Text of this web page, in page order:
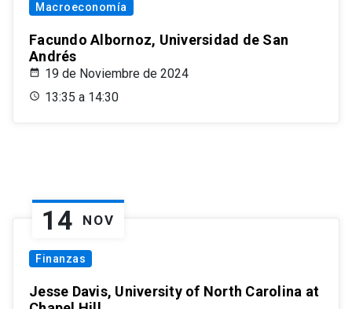
Macroeconomía
Facundo Albornoz, Universidad de San
Andrés
19 de Noviembre de 2024
13:35 a 14:30
14 NOV
Finanzas
Jesse Davis, University of North Carolina at